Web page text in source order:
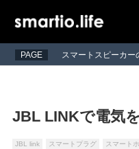
PAGE スマートスピーカー
JBL LINKで電気
JBL link スマートプラグ スマート